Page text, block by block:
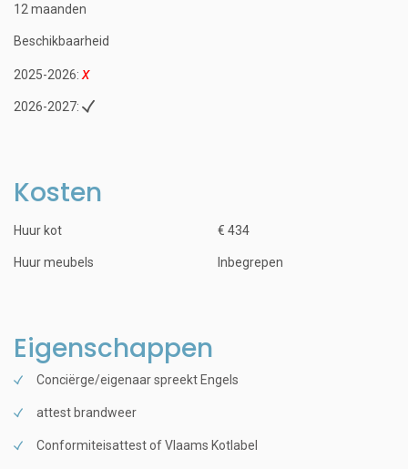
12 maanden
Beschikbaarheid
2025-2026:
2026-2027:
Kosten
Huur kot € 434
Huur meubels Inbegrepen
Eigenschappen
Conciërge/eigenaar spreekt Engels
attest brandweer
Conformiteisattest of Vlaams Kotlabel